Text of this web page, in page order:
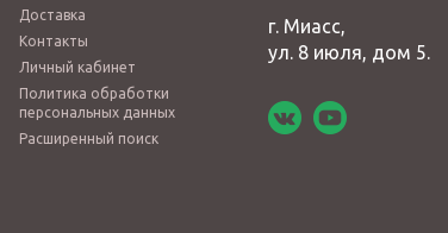
Доставка
Контакты
Личный кабинет
Политика обработки
персональных данных
Расширенный поиск
г. Миасс,
ул. 8 июля, дом 5.